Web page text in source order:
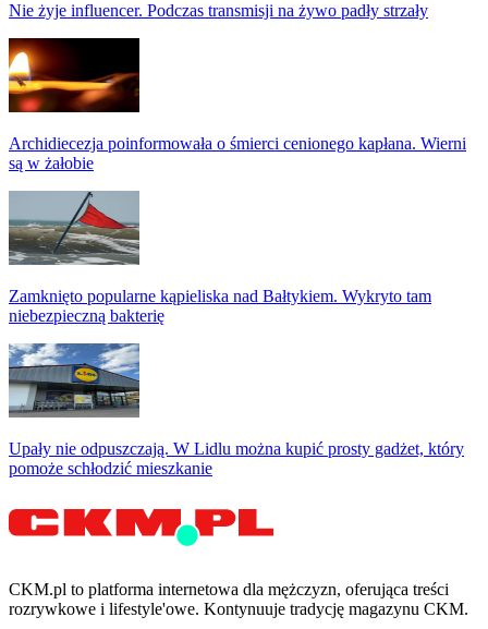
Nie żyje influencer. Podczas transmisji na żywo padły strzały
Archidiecezja poinformowała o śmierci cenionego kapłana. Wierni
są w żałobie
Zamknięto popularne kąpieliska nad Bałtykiem. Wykryto tam
niebezpieczną bakterię
Upały nie odpuszczają. W Lidlu można kupić prosty gadżet, który
pomoże schłodzić mieszkanie
CKM.pl to platforma internetowa dla mężczyzn, oferująca treści
rozrywkowe i lifestyle'owe. Kontynuuje tradycję magazynu CKM.